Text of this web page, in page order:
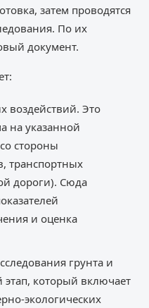
затем проводятся
По их
документ.
воздействий. Это
на указанной
стороны
транспортных
дороги). Сюда
и оценка
грунта и
который включает
экологических